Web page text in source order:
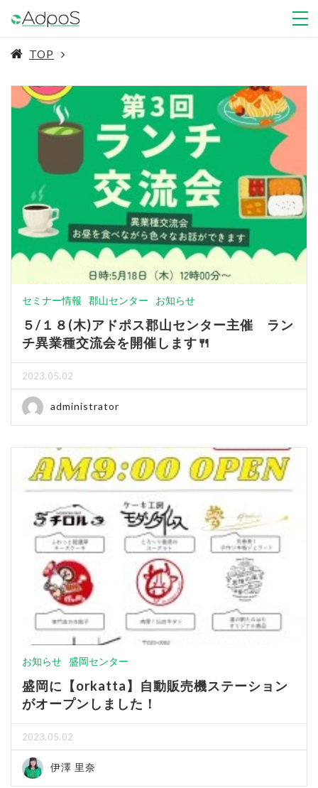
TOP
セミナー情報 郡山センター お知らせ
５/１８(木)アドポス郡山センター主催 ラン
チ異業種交流会を開催します🍴
2023.05.02
administrator
お知らせ 盛岡センター
盛岡に【orkatta】自動販売機ステーション
がオープンしました！
2023.05.02
伊澤 里奈